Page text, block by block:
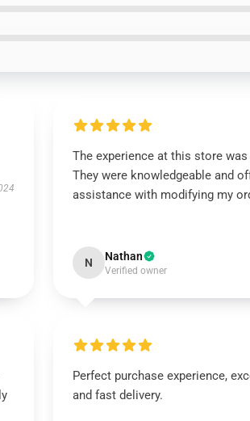
The experience at this store
They were knowledgeable and
assistance with modifying my
N Nathan
Verified owner
Perfect purchase experience,
and fast delivery.